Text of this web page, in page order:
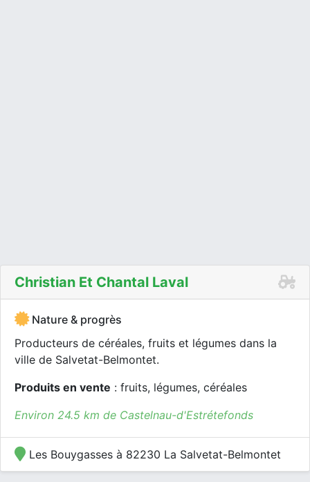
Christian Et Chantal Laval
Nature & progrès
Producteurs de céréales, fruits et légumes dans la
ville de Salvetat-Belmontet.
Produits en vente : fruits, légumes, céréales
Environ 24.5 km de Castelnau-d'Estrétefonds
Les Bouygasses à 82230 La Salvetat-Belmontet